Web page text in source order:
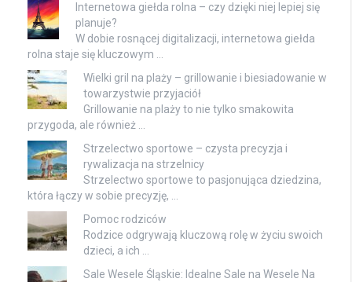
Internetowa giełda rolna – czy dzięki niej lepiej się
planuje?
W dobie rosnącej digitalizacji, internetowa giełda
rolna staje się kluczowym …
Wielki gril na plaży – grillowanie i biesiadowanie w
towarzystwie przyjaciół
Grillowanie na plaży to nie tylko smakowita
przygoda, ale również …
Strzelectwo sportowe – czysta precyzja i
rywalizacja na strzelnicy
Strzelectwo sportowe to pasjonująca dziedzina,
która łączy w sobie precyzję, …
Pomoc rodziców
Rodzice odgrywają kluczową rolę w życiu swoich
dzieci, a ich …
Sale Wesele Śląskie: Idealne Sale na Wesele Na